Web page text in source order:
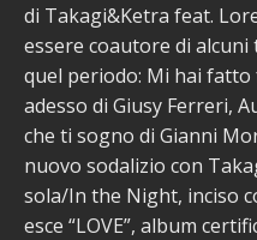
di Takagi&Ketra feat.
essere coautore di
quel periodo: Mi hai
adesso di Giusy Ferreri,
che ti sogno di Gianni
nuovo sodalizio con
sola/In the Night, inciso
esce “LOVE”, album